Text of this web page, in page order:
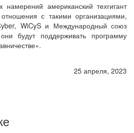
намерений американский техгигант
с такими организациями,
WiCyS и Международный союз
будут поддерживать программу
25 апреля, 2023